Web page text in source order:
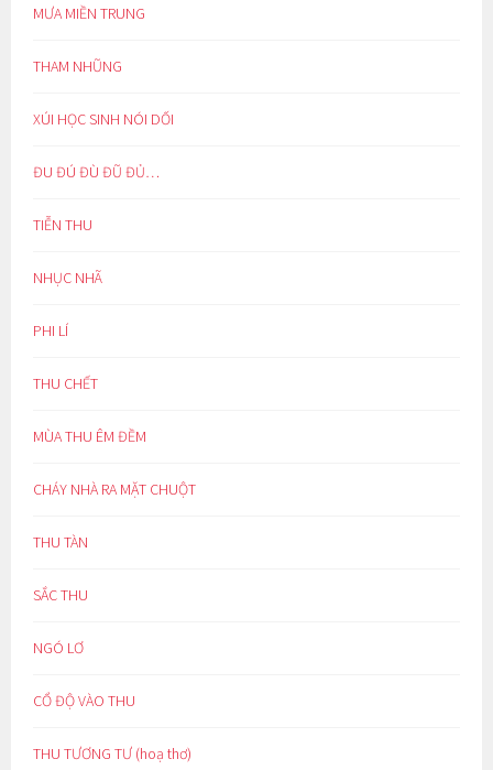
MƯA MIỀN TRUNG
THAM NHŨNG
XÚI HỌC SINH NÓI DỐI
ĐU ĐÚ ĐÙ ĐŨ ĐỦ…
TIỄN THU
NHỤC NHÃ
PHI LÍ
THU CHẾT
MÙA THU ÊM ĐỀM
CHÁY NHÀ RA MẶT CHUỘT
THU TÀN
SẮC THU
NGÓ LƠ
CỔ ĐỘ VÀO THU
THU TƯƠNG TƯ (hoạ thơ)